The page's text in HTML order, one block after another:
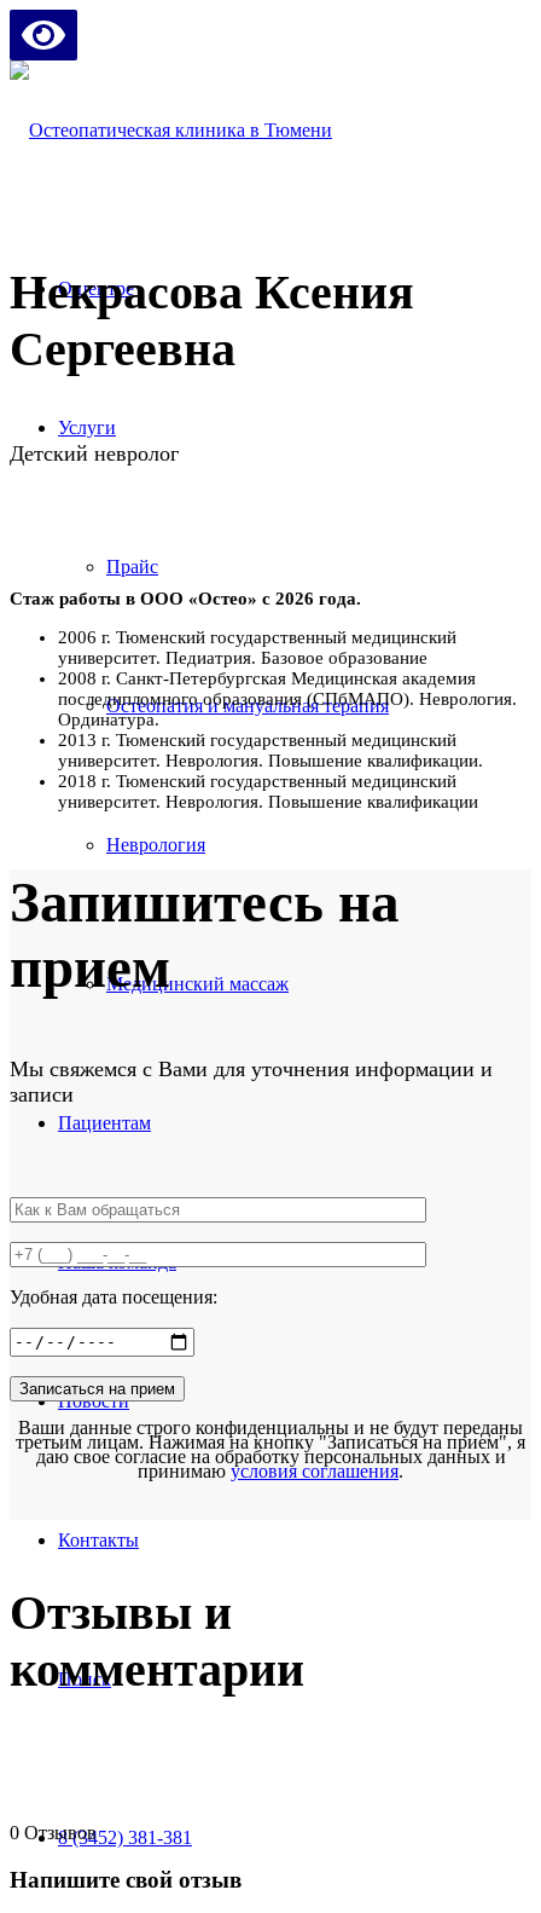
О центре
Услуги
Прайс
Остеопатия и мануальная терапия
Неврология
Медицинский массаж
Пациентам
Наша команда
Новости
Контакты
Поиск
8 (3452) 381-381
Некрасова Ксения
Сергеевна
Детский невролог
Стаж работы в ООО «Остео» с 2026 года.
2006 г. Тюменский государственный медицинский
университет. Педиатрия. Базовое образование
2008 г. Санкт-Петербургская Медицинская академия
последипломного образования (СПбМАПО). Неврология.
Ординатура.
2013 г. Тюменский государственный медицинский
университет. Неврология. Повышение квалификации.
2018 г. Тюменский государственный медицинский
университет. Неврология. Повышение квалификации
Запишитесь на
прием
Мы свяжемся с Вами для уточнения информации и
записи
Удобная дата посещения:
Ваши данные строго конфиденциальны и не будут переданы
третьим лицам. Нажимая на кнопку "Записаться на прием", я
даю свое согласие на обработку персональных данных и
принимаю условия соглашения.
Отзывы и
комментарии
0 Отзывов
Напишите свой отзыв